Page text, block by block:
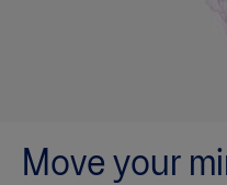
Move your